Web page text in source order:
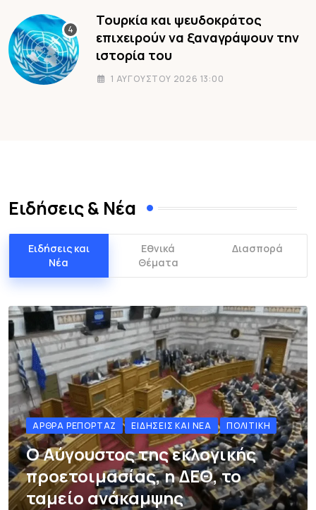
Τουρκία και ψευδοκράτος
επιχειρούν να ξαναγράψουν την
ιστορία του
1 ΑΥΓΟΎΣΤΟΥ 2026 13:00
Ειδήσεις & Νέα
Ειδήσεις και
Νέα
Εθνικά
Θέματα
Διασπορά
ΆΡΘΡΑ ΡΕΠΟΡΤΆΖ ΕΙΔΉΣΕΙΣ ΚΑΙ ΝΈΑ ΠΟΛΙΤΙΚΉ
Ο Αύγουστος της εκλογικής
προετοιμασίας, η ΔΕΘ, το
ταμείο ανάκαμψης